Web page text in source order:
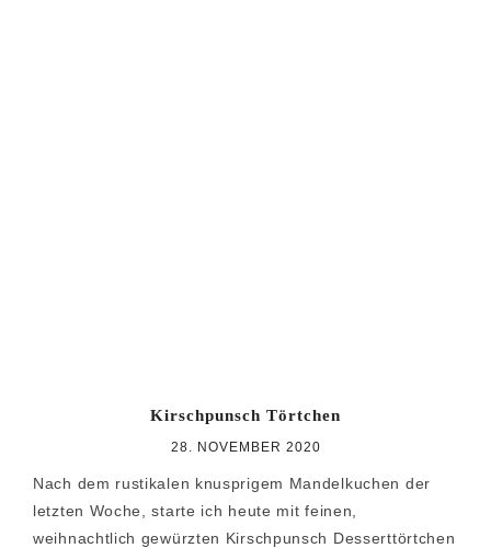
Kirschpunsch Törtchen
28. NOVEMBER 2020
Nach dem rustikalen knusprigem Mandelkuchen der
letzten Woche, starte ich heute mit feinen,
weihnachtlich gewürzten Kirschpunsch Desserttörtchen